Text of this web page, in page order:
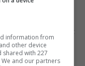
210 ТИСЯЧ
Наступна стаття
КОНЦЕРТ І
АКАДЕМІЯ»
information from
other device
shared with 227
and our partners